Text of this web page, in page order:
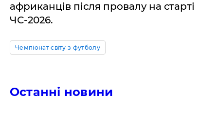
африканців після провалу на старті
ЧС-2026.
Чемпіонат світу з футболу
Останні новини